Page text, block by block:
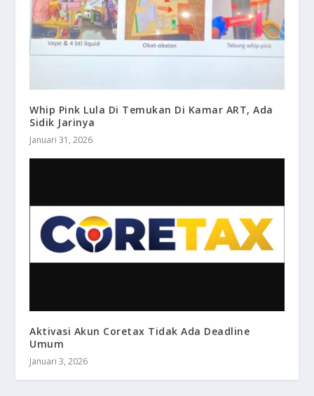
Whip Pink Lula Di Temukan Di Kamar ART, Ada
Sidik Jarinya
Januari 31, 2026
Aktivasi Akun Coretax Tidak Ada Deadline
Umum
Januari 3, 2026